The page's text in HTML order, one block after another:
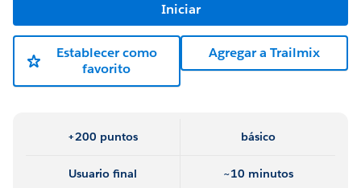
Iniciar
Establecer como
favorito
Agregar a Trailmix
+200 puntos básico
Usuario final ~10 minutos